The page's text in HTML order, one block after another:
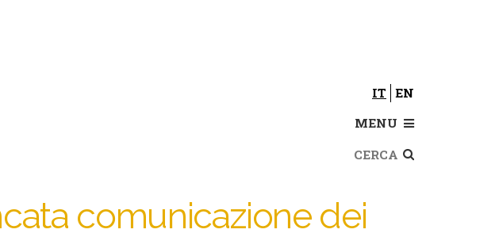
IT EN
MENU
comunicazione dei